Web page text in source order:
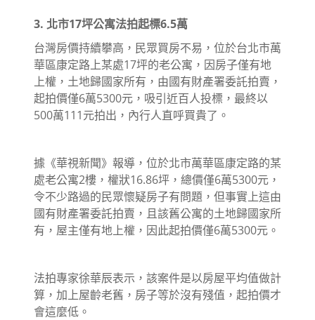
3. 北市17坪公寓法拍起標6.5萬
台灣房價持續攀高，民眾買房不易，位於台北市萬
華區康定路上某處17坪的老公寓，因房子僅有地
上權，土地歸國家所有，由國有財產署委託拍賣，
起拍價僅6萬5300元，吸引近百人投標，最終以
500萬111元拍出，內行人直呼買貴了。
據《華視新聞》報導，位於北市萬華區康定路的某
處老公寓2樓，權狀16.86坪，總價僅6萬5300元，
令不少路過的民眾懷疑房子有問題，但事實上這由
國有財產署委託拍賣，且該舊公寓的土地歸國家所
有，屋主僅有地上權，因此起拍價僅6萬5300元。
法拍專家徐華辰表示，該案件是以房屋平均值做計
算，加上屋齡老舊，房子等於沒有殘值，起拍價才
會這麼低。